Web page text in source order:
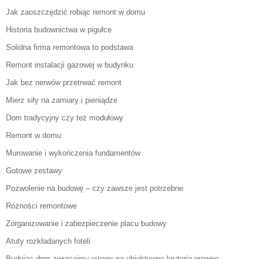
Jak zaoszczędzić robiąc remont w domu
Historia budownictwa w pigułce
Solidna firma remontowa to podstawa
Remont instalacji gazowej w budynku
Jak bez nerwów przetrwać remont
Mierz siły na zamiary i pieniądze
Dom tradycyjny czy też modułowy
Remont w domu
Murowanie i wykończenia fundamentów
Gotowe zestawy
Pozwolenie na budowę – czy zawsze jest potrzebne
Różności remontowe
Zorganizowanie i zabezpieczenie placu budowy
Atuty rozkładanych foteli